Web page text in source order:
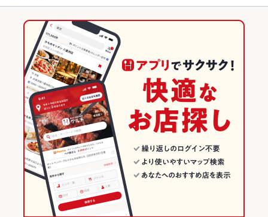
町田駅 × 居酒屋
町田駅 × 洋・和洋・各国料理・その他
イタリアン・フレンチ
イタリアン
町田 × イタリアン・フレンチ
町田 × イタリアン
町田駅 × イタリアン・フレンチ
町田駅 × イタリアン
町田駅 × イタリアン・フレンチ
町田駅 × イタリアン
東京 × 居酒屋
東京 × 洋・和洋・各国料理・その他
東京 × イタリアン・フレンチ
東京 × イタリアン
町田駅
東京のグルメランキング
東京の居酒屋ランキング
町田のグルメランキング
町田の居酒屋ランキング
町田駅のグルメランキング
町田駅の居酒屋ランキング